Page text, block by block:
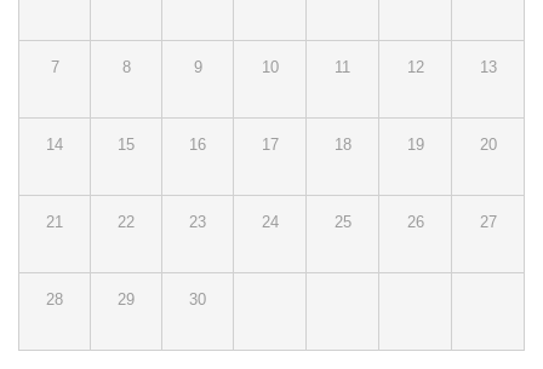
7 8 9 10 11 12 13
14 15 16 17 18 19 20
21 22 23 24 25 26 27
28 29 30